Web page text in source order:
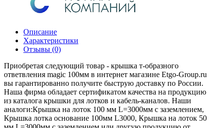
Описание
Характеристики
Отзывы (0)
Приобретая следующий товар - крышка т-образного
ответвления magic 100мм в интернет магазине Etgo-Group.ru
вы гарантированно получите быструю доставку по России.
Наша фирма обладает сертификатом качества на продукцию
из каталога крышки для лотков и кабель-каналов. Наши
аналоги:Крышка на лоток 100 мм L=3000мм с заземлением,
Крышка лотка основание 100мм L3000, Крышка на лоток 50